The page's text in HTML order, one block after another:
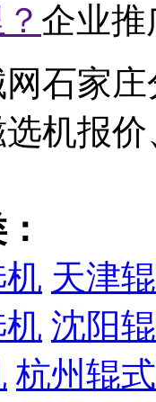
企业推
石家
机报
天津
沈阳
杭州辊